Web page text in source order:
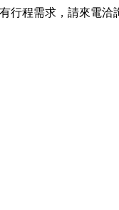
行程需求，請來電洽